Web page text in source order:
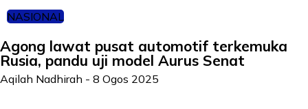
NASIONAL
Agong lawat pusat automotif terkemuka
Rusia, pandu uji model Aurus Senat
Aqilah Nadhirah - 8 Ogos 2025